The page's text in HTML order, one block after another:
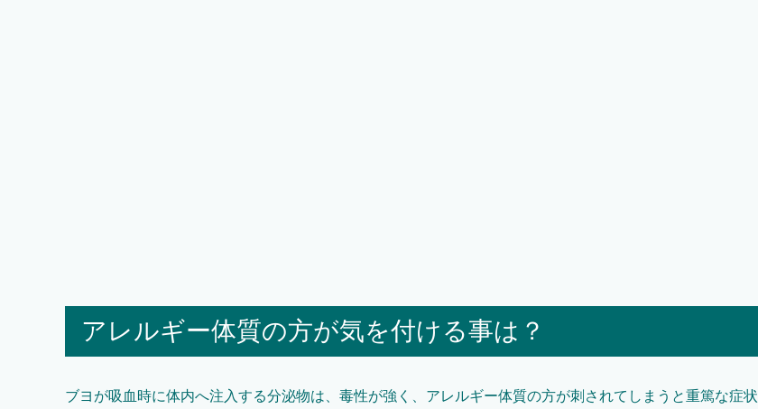
アレルギー体質の方が気を付ける事は？
ブヨが吸血時に体内へ注入する分泌物は、毒性が強く、アレルギー体質の方が刺されてしまうと重篤な症状